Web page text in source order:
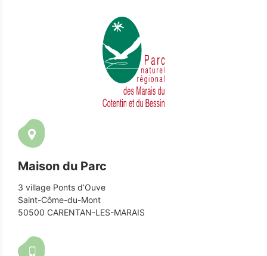
Maison du Parc
3 village Ponts d’Ouve
Saint-Côme-du-Mont
50500 CARENTAN-LES-MARAIS